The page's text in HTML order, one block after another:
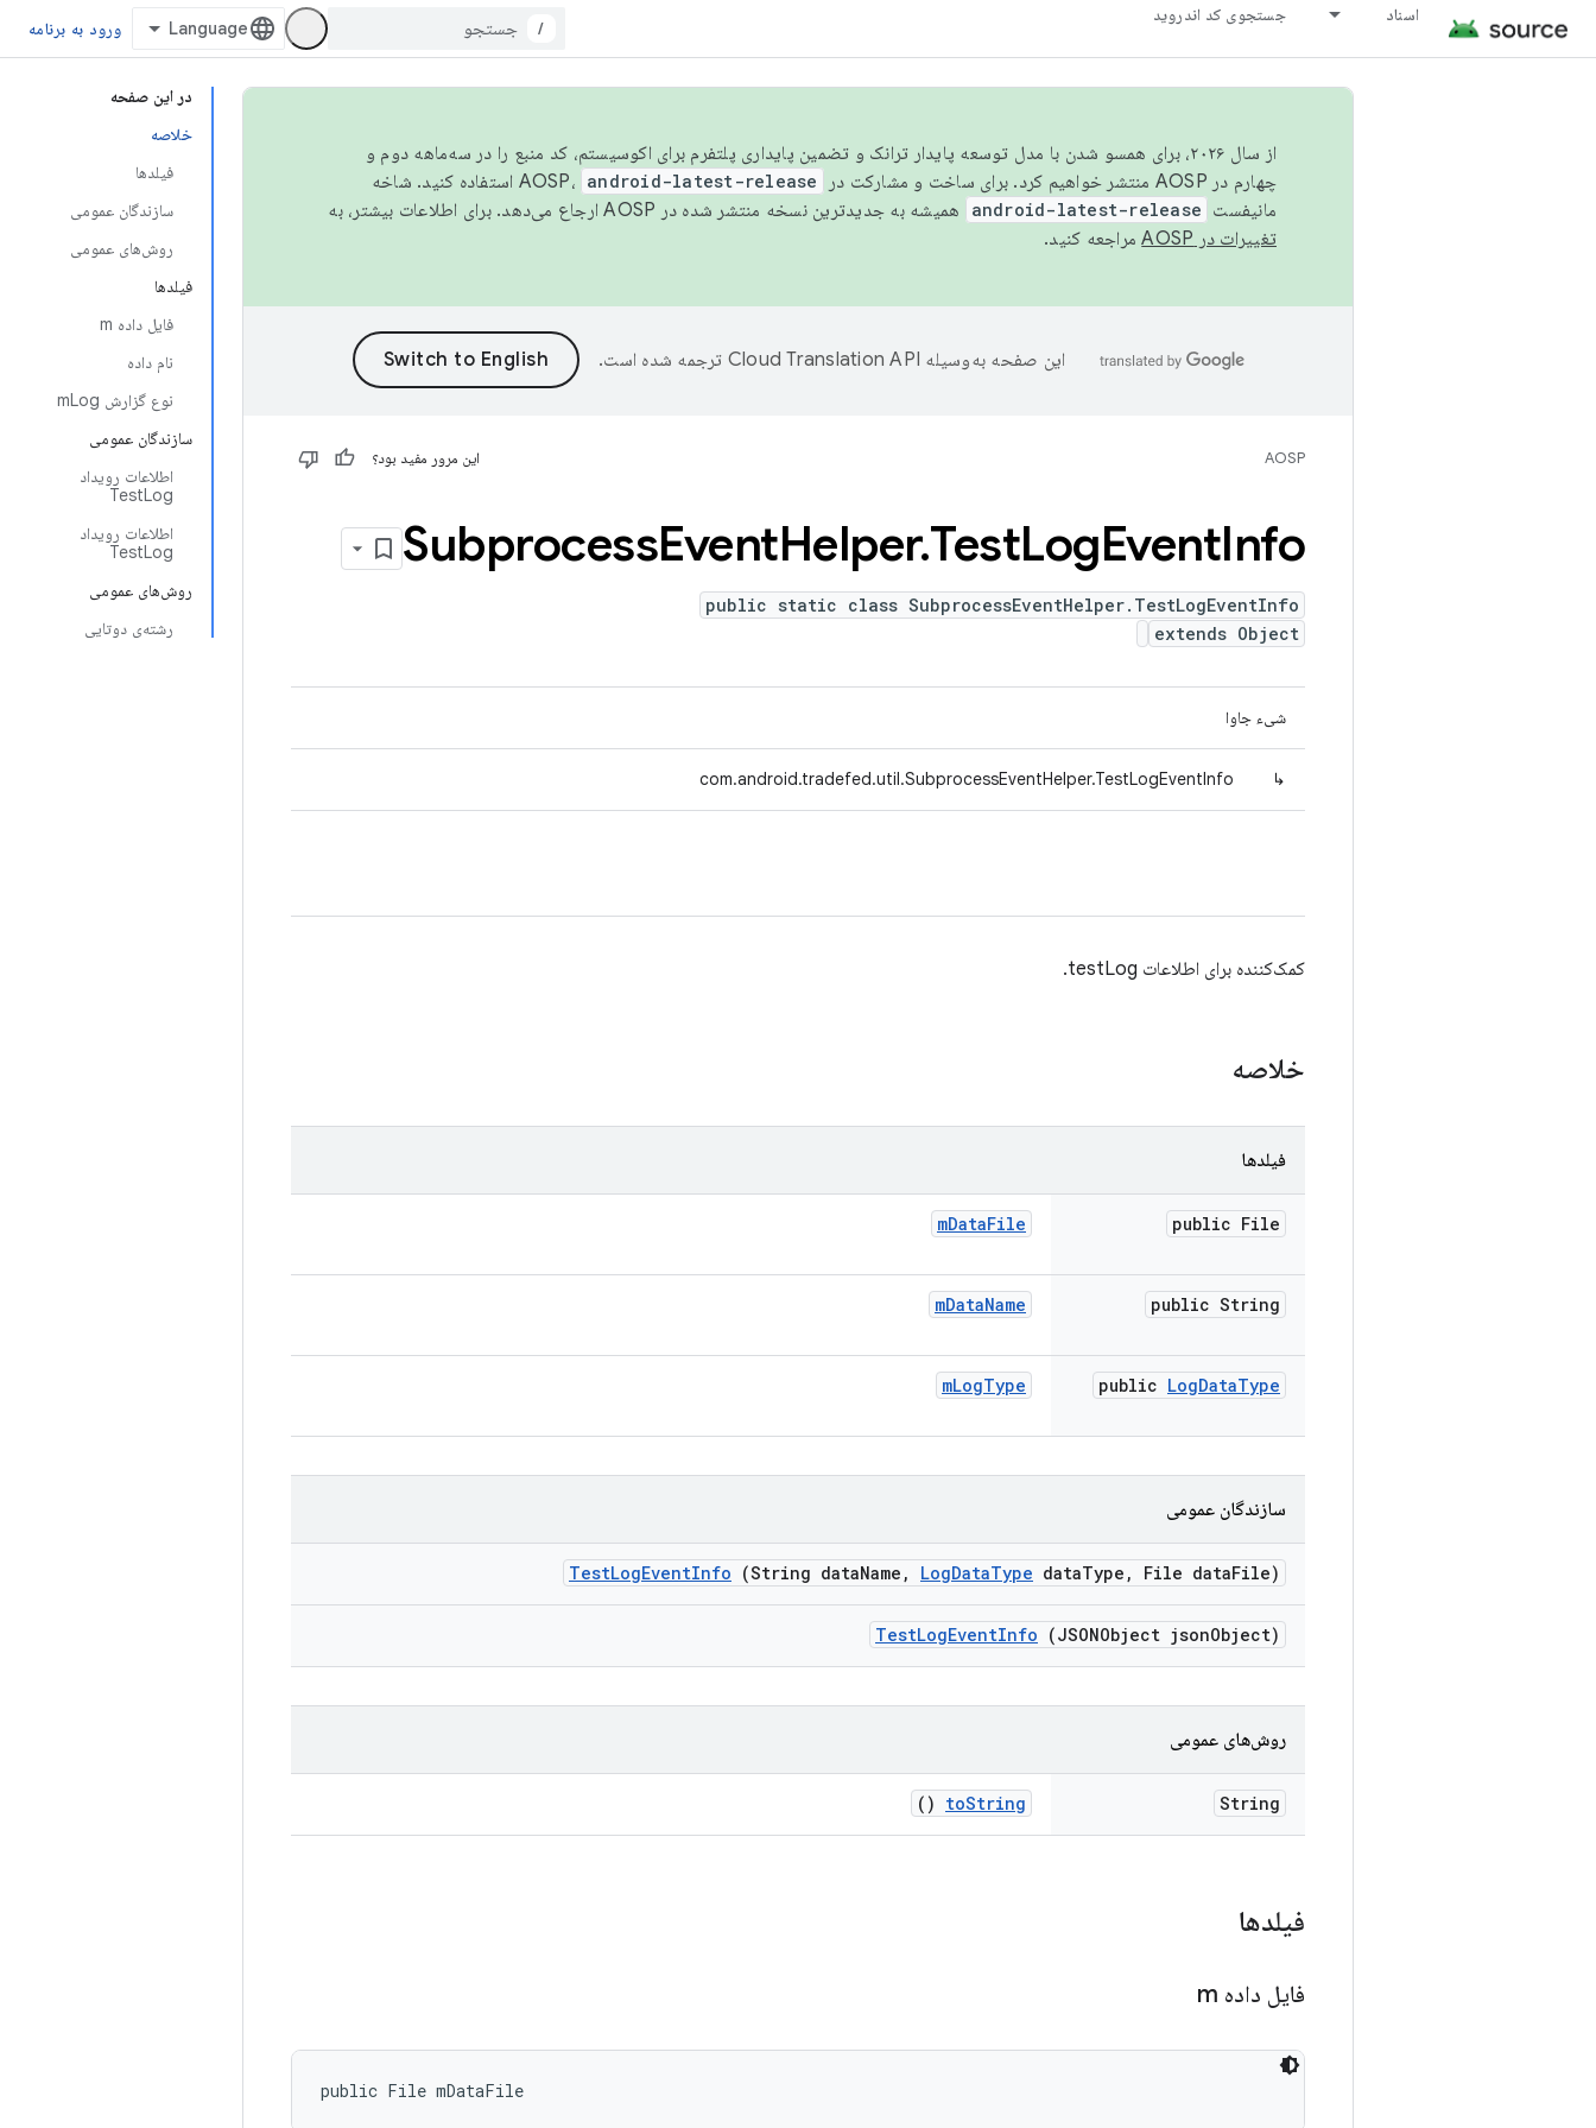
اسناد جستجوی کد اندروید
/ ورود به برنامه
در این صفحه
خلاصه
فیلدها
سازندگان عمومی
روش‌های عمومی
فیلدها
فایل داده m
نام داده
نوع گزارش mLog
سازندگان عمومی
اطلاعات رویداد
TestLog
اطلاعات رویداد
TestLog
روش‌های عمومی
رشته‌ی دوتایی
از سال ۲۰۲۶، برای همسو شدن با مدل توسعه پایدار ترانک و تضمین پایداری پلتفرم برای اکوسیستم، کد منبع را در سه‌ماهه دوم و
چهارم در AOSP منتشر خواهیم کرد. برای ساخت و مشارکت در AOSP،
android-latest-release
استفاده کنید. شاخه
مانیفست android-latest-release
همیشه به جدیدترین نسخه منتشر شده در AOSP ارجاع می‌دهد. برای اطلاعات بیشتر، به
تغییرات در AOSP
مراجعه کنید.
این صفحه به‌وسیله ترجمه شده است.
AOSP این مرور مفید بود؟
SubprocessEventHelper.TestLogEventInfo
public static class SubprocessEventHelper.TestLogEventInfo
extends Object
شیء جاوا
↳
com.android.tradefed.util.SubprocessEventHelper.TestLogEventInfo
کمک‌کننده برای اطلاعات testLog.
خلاصه
فیلدها
public File
mDataFile
public String
mDataName
public LogDataType
mLogType
سازندگان عمومی
TestLogEventInfo (String dataName , LogDataType dataType , File dataFile)
TestLogEventInfo (JSONObject jsonObject)
روش‌های عمومی
String
toString
()
فیلدها
فایل داده m
public File mDataFile